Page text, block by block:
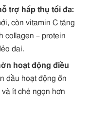
trợ hấp thụ tối đa:
còn vitamin C tăng
collagen – protein
dai.
hoạt động điều
dầu hoạt động ổn
ít chẻ ngọn hơn